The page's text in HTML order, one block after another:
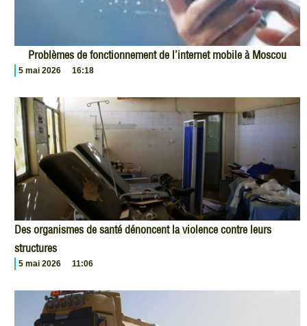
Problèmes de fonctionnement de l’internet mobile à Moscou
5 mai 2026 16:18
Des organismes de santé dénoncent la violence contre leurs
structures
5 mai 2026 11:06